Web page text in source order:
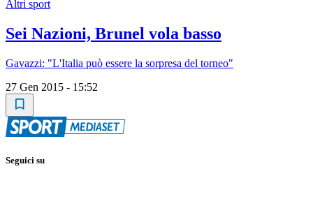
Altri sport
Sei Nazioni, Brunel vola basso
Gavazzi: "L'Italia può essere la sorpresa del torneo"
27 Gen 2015 - 15:52
Seguici su